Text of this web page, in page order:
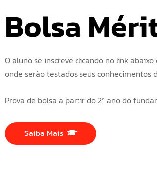
Bolsa
O aluno se inscreve clicando no link
onde serão testados seus
Prova de bolsa a partir do 2º ano do
Saiba Mais